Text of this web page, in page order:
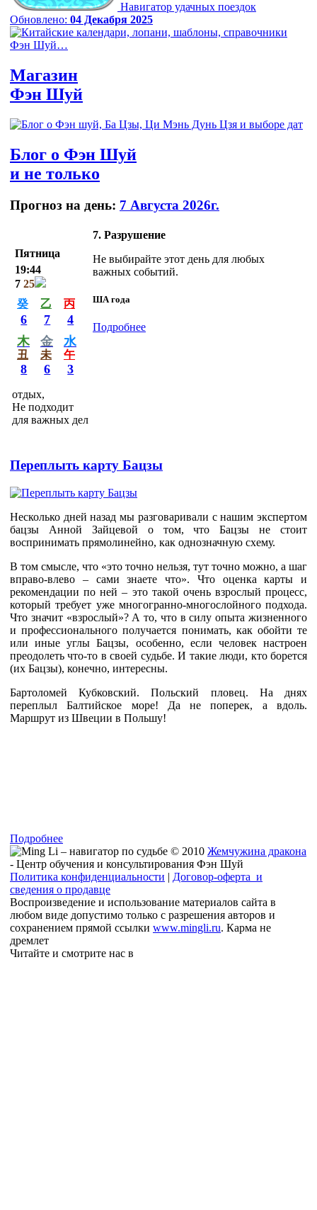
Навигатор удачных поездок
Обновлено: 04 Декабря 2025
Магазин
Фэн Шуй
Блог о Фэн Шуй
и не только
Прогноз на день: 7 Августа 2026г.
Пятница
19:44
7 25
癸
6
乙
7
丙
4
木
丑
8
金
未
6
水
午
3
отдых,
Не подходит
для важных дел
7. Разрушение
Не выбирайте этот день для любых
важных событий.
ША года
Подробнее
Переплыть карту Бацзы
Несколько дней назад мы разговаривали с нашим экспертом
бацзы Анной Зайцевой о том, что Бацзы не стоит
воспринимать прямолинейно, как однозначную схему.
В том смысле, что «это точно нельзя, тут точно можно, а шаг
вправо-влево – сами знаете что». Что оценка карты и
рекомендации по ней – это такой очень взрослый процесс,
который требует уже многогранно-многослойного подхода.
Что значит «взрослый»? А то, что в силу опыта жизненного
и профессионального получается понимать, как обойти те
или иные углы Бацзы, особенно, если человек настроен
преодолеть что-то в своей судьбе. И такие люди, кто борется
(их Бацзы), конечно, интересны.
Бартоломей Кубковский. Польский пловец. На днях
переплыл Балтийское море! Да не поперек, а вдоль.
Маршрут из Швеции в Польшу!
Подробнее
© 2010 Жемчужина дракона
- Центр обучения и консультирования Фэн Шуй
Политика конфиденциальности | Договор-оферта и
сведения о продавце
Воспроизведение и использование материалов сайта в
любом виде допустимо только с разрешения авторов и
сохранением прямой ссылки www.mingli.ru. Карма не
дремлет
Читайте и смотрите нас в